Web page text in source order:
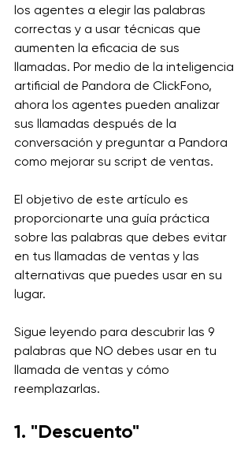
los agentes a elegir las palabras
correctas y a usar técnicas que
aumenten la eficacia de sus
llamadas. Por medio de la inteligencia
artificial de Pandora de ClickFono,
ahora los agentes pueden analizar
sus llamadas después de la
conversación y preguntar a Pandora
como mejorar su script de ventas.
El objetivo de este artículo es
proporcionarte una guía práctica
sobre las palabras que debes evitar
en tus llamadas de ventas y las
alternativas que puedes usar en su
lugar.
Sigue leyendo para descubrir las 9
palabras que NO debes usar en tu
llamada de ventas y cómo
reemplazarlas.
1. "Descuento"